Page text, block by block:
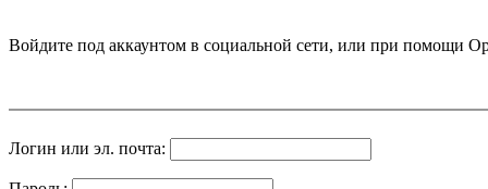
Войдите под аккаунтом в социальной сети, или при помощи
Логин или эл. почта: